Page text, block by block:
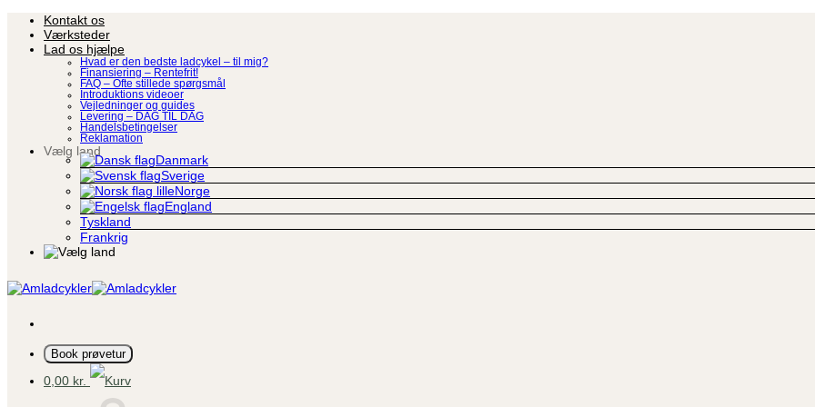
Fortsæt
indhold
Kontakt os
Værksteder
Lad os hjælpe
Hvad er den bedste ladcykel – til mig?
Finansiering – Rentefrit!
FAQ – Ofte stillede spørgsmål
Introduktions videoer
Vejledninger og guides
Levering – DAG TIL DAG
Handelsbetingelser
Reklamation
Vælg land
Danmark
Sverige
Norge
England
Tyskland
Frankrig
Book prøvetur
0,00 kr.